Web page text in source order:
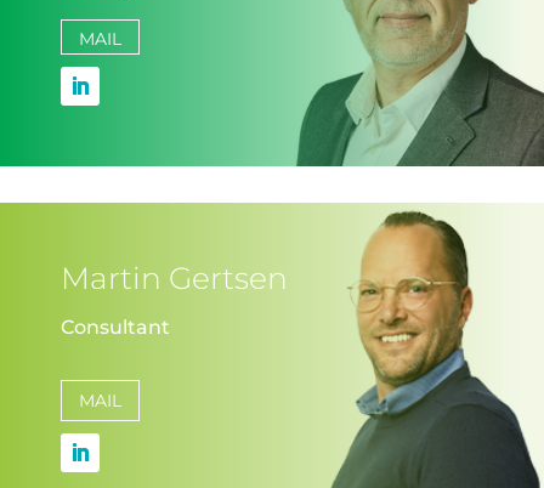
MAIL
Martin Gertsen
Consultant
MAIL